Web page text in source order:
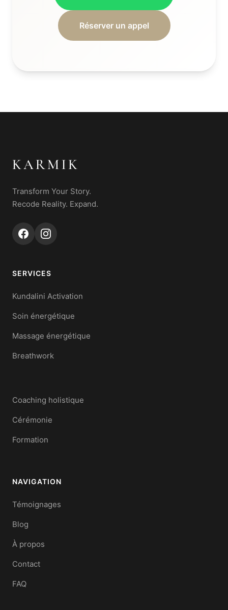
Réserver un appel
KARMIK
Transform Your Story.
Recode Reality. Expand.
SERVICES
Kundalini Activation
Soin énergétique
Massage énergétique
Breathwork
Coaching holistique
Cérémonie
Formation
NAVIGATION
Témoignages
Blog
À propos
Contact
FAQ